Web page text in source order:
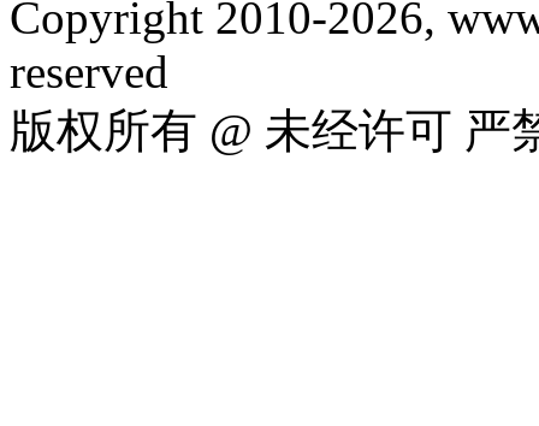
Copyright 2010-2026,
reserved
版权所有 @ 未经许可 严